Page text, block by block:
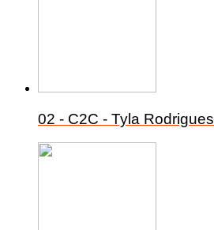
02 - C2C - Tyla Rodrigues